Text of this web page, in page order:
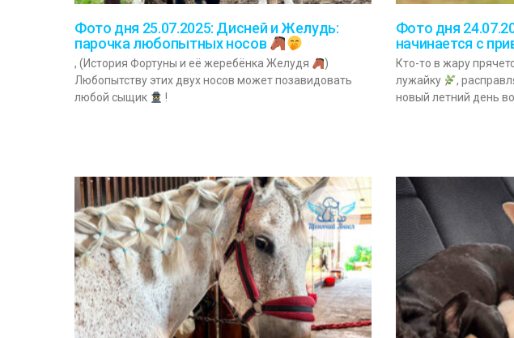
Фото дня 25.07.2025: Дисней и Желудь:
парочка любопытных носов
, (История Фортуны и её жеребёнка Желудя
)
Любопытству этих двух носов может позавидовать
любой сыщик
!
Фото дня
начинается с
Кто-то в жару
лужайку
,
новый летний день